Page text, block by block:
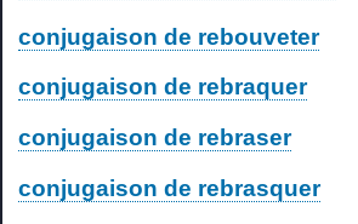
conjugaison de rebouveter
conjugaison de rebraquer
conjugaison de rebraser
conjugaison de rebrasquer